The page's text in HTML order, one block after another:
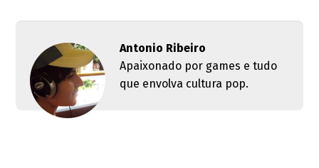
Antonio Ribeiro
Apaixonado por games e tudo
que envolva cultura pop.